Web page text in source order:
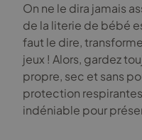
On ne le dira jamais
de la literie de bébé
faut le dire,
jeux ! Alors, gardez
propre, sec et sans
protection
indéniable pour